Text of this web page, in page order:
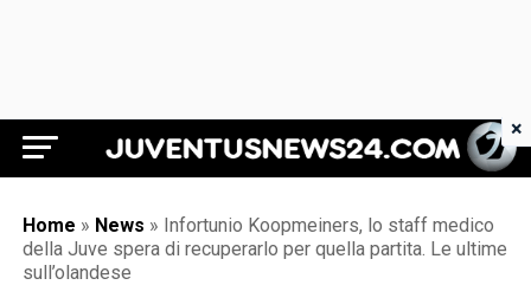
Juventus News 24
Home » News » Infortunio Koopmeiners, lo staff medico
della Juve spera di recuperarlo per quella partita. Le ultime
sull’olandese
×